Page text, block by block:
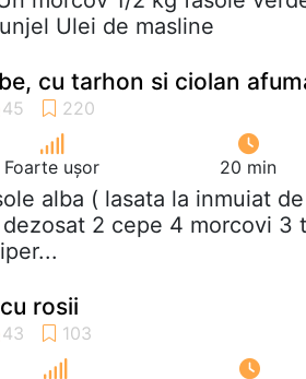
Ulei de masline
cu tarhon si ciolan
Foarte ușor 20 min
alba ( lasata la inmuiat
2 cepe 4 morcovi 3
rosii